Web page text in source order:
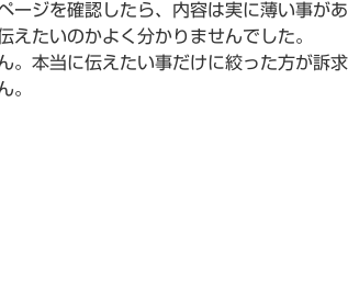
ジを確認したら、内容は実に薄い事が
たいのかよく分かりませんでした。
本当に伝えたい事だけに絞った方が訴
。